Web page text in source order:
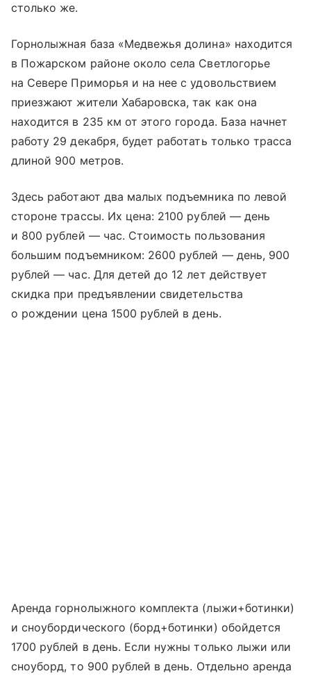
столько же.
Горнолыжная база «Медвежья долина» находится
в Пожарском районе около села Светлогорье
на Севере Приморья и на нее с удовольствием
приезжают жители Хабаровска, так как она
находится в 235 км от этого города. База начнет
работу 29 декабря, будет работать только трасса
длиной 900 метров.
Здесь работают два малых подъемника по левой
стороне трассы. Их цена: 2100 рублей — день
и 800 рублей — час. Стоимость пользования
большим подъемником: 2600 рублей — день, 900
рублей — час. Для детей до 12 лет действует
скидка при предъявлении свидетельства
о рождении цена 1500 рублей в день.
Аренда горнолыжного комплекта (лыжи+ботинки)
и сноубордического (борд+ботинки) обойдется
1700 рублей в день. Если нужны только лыжи или
сноуборд, то 900 рублей в день. Отдельно аренда